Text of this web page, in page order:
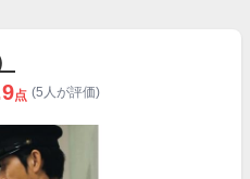
点 (5人が評価)